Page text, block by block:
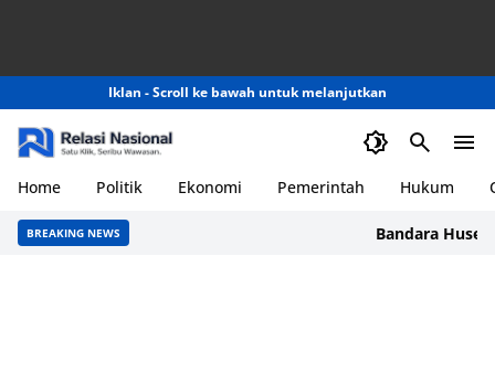
Iklan - Scroll ke bawah untuk melanjutkan
Home Politik Ekonomi Pemerintah Hukum
BREAKING NEWS Bandara Husein